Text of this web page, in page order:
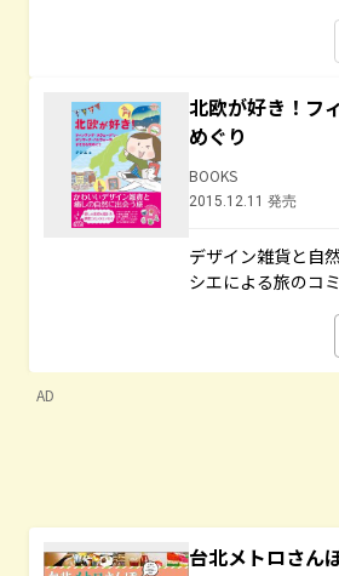
北欧が好き！フ
めぐり
BOOKS
2015.12.11 発売
デザイン雑貨と自
シエによる旅のコ
AD
台北メトロさん